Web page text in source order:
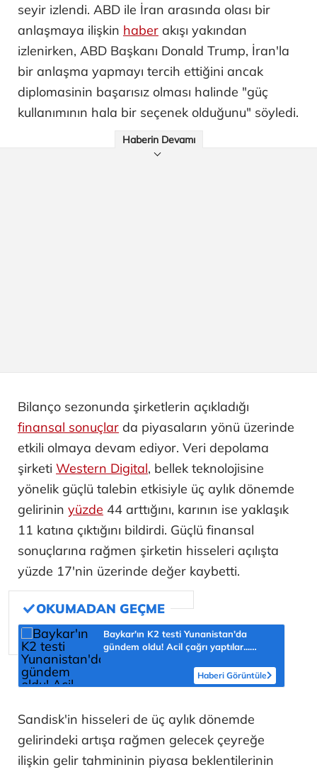
seyir izlendi. ABD ile İran arasında olası bir
anlaşmaya ilişkin haber akışı yakından
izlenirken, ABD Başkanı Donald Trump, İran'la
bir anlaşma yapmayı tercih ettiğini ancak
diplomasinin başarısız olması halinde "güç
kullanımının hala bir seçenek olduğunu" söyledi.
Haberin Devamı
Bilanço sezonunda şirketlerin açıkladığı
finansal sonuçlar da piyasaların yönü üzerinde
etkili olmaya devam ediyor. Veri depolama
şirketi Western Digital, bellek teknolojisine
yönelik güçlü talebin etkisiyle üç aylık dönemde
gelirinin yüzde 44 arttığını, karının ise yaklaşık
11 katına çıktığını bildirdi. Güçlü finansal
sonuçlarına rağmen şirketin hisseleri açılışta
yüzde 17'nin üzerinde değer kaybetti.
Baykar'ın K2 testi Yunanistan'da
gündem oldu! Acil çağrı yaptılar...
Haberi Görüntüle
Sandisk'in hisseleri de üç aylık dönemde
gelirindeki artışa rağmen gelecek çeyreğe
ilişkin gelir tahmininin piyasa beklentilerinin